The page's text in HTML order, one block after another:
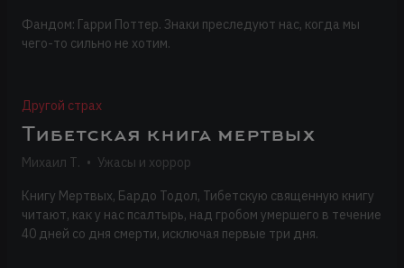
Фандом: Гарри Поттер. Знаки преследуют нас, когда мы
чего-то сильно не хотим.
Другой страх
Тибетская книга мертвых
Михаил Т. • Ужасы и хоррор
Книгу Мертвых, Бардо Тодол, Тибетскую священную книгу
читают, как у нас псалтырь, над гробом умершего в течение
40 дней со дня смерти, исключая первые три дня.